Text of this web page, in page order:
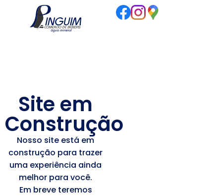
Site em
Construção
Nosso site está em
construção para trazer
uma experiência ainda
melhor para você.
Em breve teremos